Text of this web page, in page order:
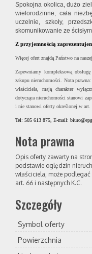
Spokojna okolica, dużo
wielorodzinne, cała
uczelnie, szkoły,
skomunikowanie ze
Z przyjemnością
Więcej ofert znajdą Państwo na
Zapewniamy kompleksową
zakupu nieruchomości. Nota
właściciela, mają charakter
dotycząca nieruchomości stanowi
i nie stanowi oferty określonej w art.
Tel: 505 613 875, E-mail:
Nota prawna
Opis oferty zawarty na
podstawie oględzin
właściciela, może
art. 66 i następnych K.C.
Szczegóły
Symbol oferty
Powierzchnia